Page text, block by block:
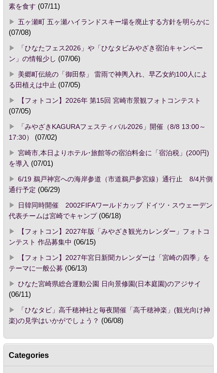
素を食す (07/11)
五ヶ瀬町 五ヶ瀬ハイランドスキー場を廃止する方針を明らかに
(07/08)
「ひなたフェス2026」や「ひなタビみやざき宿泊キャンペー
ン」の情報少し (07/06)
美郷町伝統の「御田祭」 雷雨で神輿入れ、早乙女約100人によ
る田植えは中止 (07/05)
【フォトコン】2026年 第15回 宮崎市景観フォトコンテスト
(07/05)
「みやざきKAGURAフェスティバル2026」開催（8/8 13:00～
17:30）
(07/02)
宮崎市,本日よりホテル･旅館等の宿泊料金に「宿泊税」(200円)
を導入 (07/01)
6/19 鵜戸神宮への海岸参道（市道鵜戸参宮線）通行止 8/4片側
通行予定 (06/29)
日韓同時開催 2002FIFAワールドカップ ドイツ・スウェーデン
代表チームは宮崎でキャンプ(06/18)
【フォトコン】2027年版「みやざき観光カレンダー」フォトコ
ンテスト 作品募集中 (06/15)
【フォトコン】2027年宮日新聞カレンダーは「宮崎の四季」を
テーマに一般公募 (06/13)
ひなた宮崎県総合運動公園 日向景修園(日本庭園)のアジサイ
(06/11)
「ひなタビ」高千穂神社と毎夜開催「高千穂神楽」(観光向け神
楽)の見学はいかがでしょう？ (06/08)
Categories